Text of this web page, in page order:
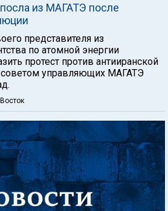
из МАГАТЭ после
представителя из
по атомной энергии
протест против антииранской
управляющих МАГАТЭ